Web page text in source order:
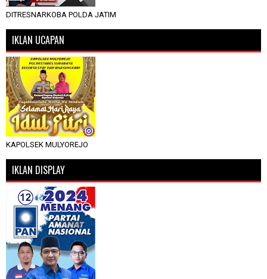
DITRESNARKOBA POLDA JATIM
IKLAN UCAPAN
KAPOLSEK MULYOREJO
IKLAN DISPLAY